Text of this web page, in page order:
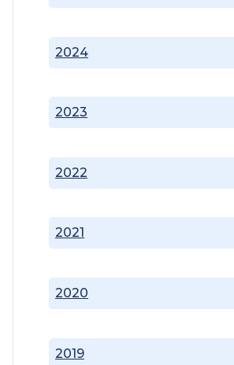
2019
2020
2021
2022
2023
2024